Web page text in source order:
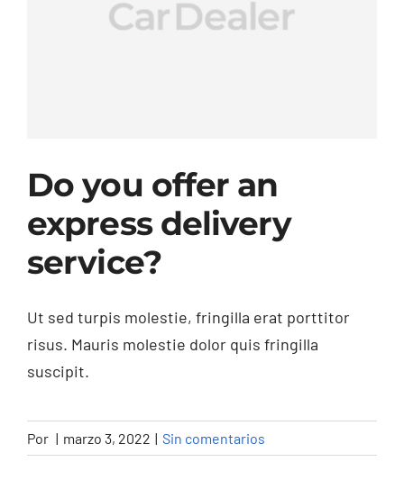
Do you offer an
express delivery
service?
Ut sed turpis molestie, fringilla erat porttitor
risus. Mauris molestie dolor quis fringilla
suscipit.
Por | marzo 3, 2022 | Sin comentarios